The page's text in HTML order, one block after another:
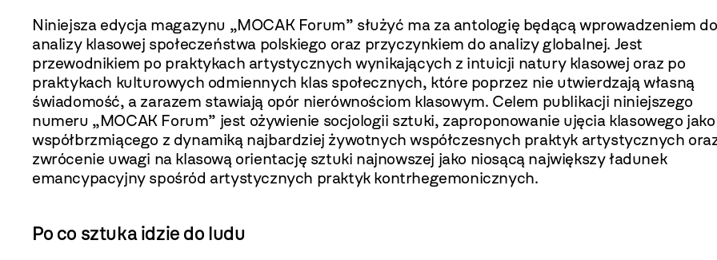
Niniejsza edycja magazynu „MOCAK Fo­rum” służyć ma za antologię będącą wprowadze­niem do
analizy klasowej społeczeństwa polskie­go oraz przyczynkiem do analizy globalnej. Jest
przewodnikiem po praktykach artystycznych wynikających z intuicji natury klasowej oraz po
praktykach kulturowych odmiennych klas spo­łecznych, które poprzez nie utwierdzają własną
świadomość, a zarazem stawiają opór nierówno­ściom klasowym. Celem publikacji niniejszego
numeru „MOCAK Forum” jest ożywienie socjo­logii sztuki, zaproponowanie ujęcia klasowego jako
współbrzmiącego z dynamiką najbardziej żywotnych współczesnych praktyk artystycznych
zwrócenie uwagi na klasową orientację sztu­ki najnowszej jako niosącą największy ładunek
emancypacyjny spośród artystycznych praktyk kontrhegemonicznych.
Po co sztuka idzie do ludu